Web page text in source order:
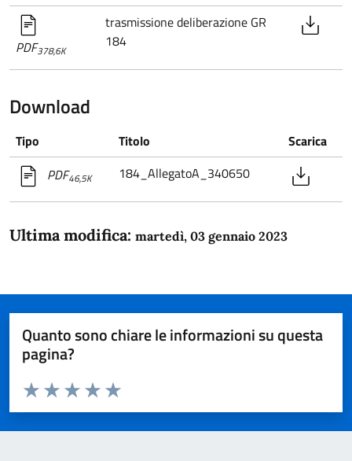
PDF378,6K
trasmissione deliberazione GR
184
Download
Tipo Titolo
Scarica
PDF46,5K 184_AllegatoA_340650
Ultima modifica: martedì, 03 gennaio 2023
Quanto sono chiare le informazioni su questa
pagina?
Domanda
Valuta da 1 a 5 stelle la pagina
Valuta 5 stelle su 5
Valuta 4 stelle su 5
Valuta 3 stelle su 5
Valuta 2 stelle su 5
Valuta 1 stelle su 5